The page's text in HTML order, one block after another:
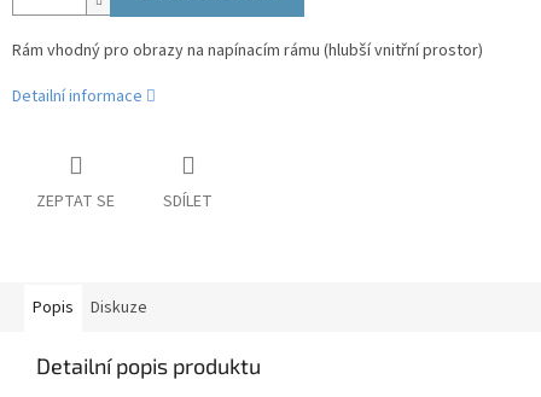
Rám vhodný pro obrazy na napínacím rámu (hlubší vnitřní prostor)
Detailní informace
ZEPTAT SE SDÍLET
Popis Diskuze
Detailní popis produktu